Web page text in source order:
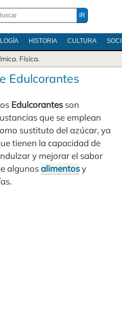
HISTORIA CULTURA
. Física.
Edulcorantes
Edulcorantesson
que se emplean
sustituto del azúcar, ya
tienen la capacidad de
y mejorar el sabor
algunosalimentosy